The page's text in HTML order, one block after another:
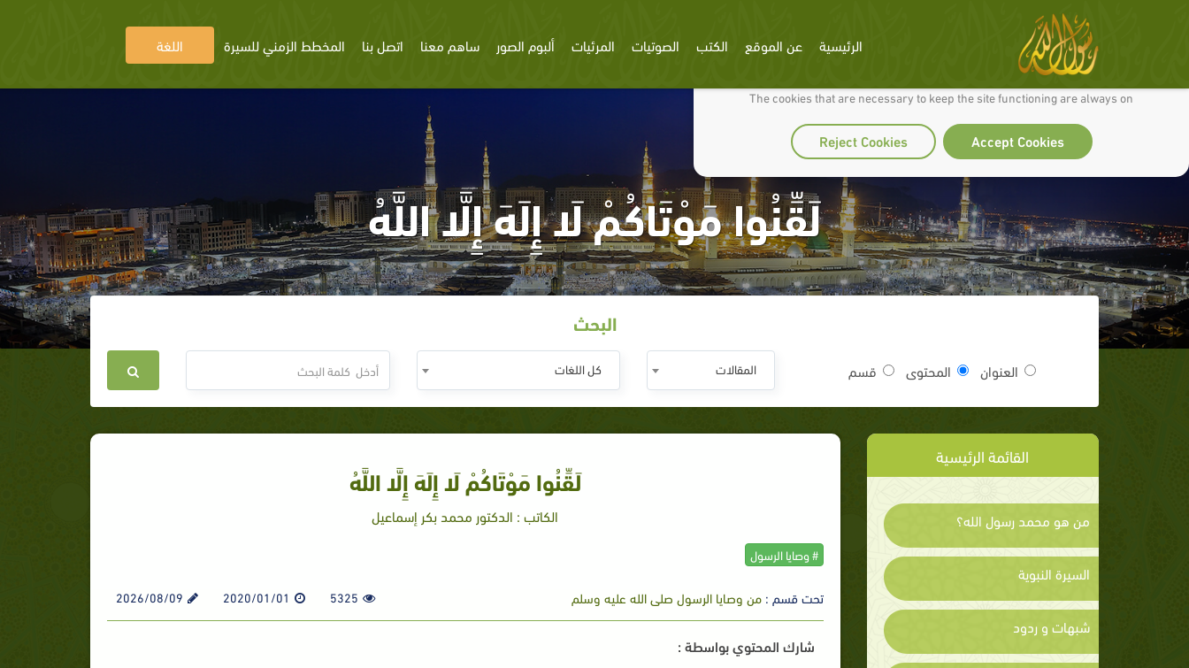
We use cookies to make our site work well for you and so we can continually improve it.
The cookies that are necessary to keep the site functioning are always on
Accept Cookies
Reject Cookies
الرئيسية عن الموقع الكتب الصوتيات المرئيات ألبوم الصور ساهم معنا اتصل بنا المخطط الزمني للسيرة اللغة
لَقِّنُوا مَوْتَاكُمْ لَا إِلَهَ إِلَّا اللَّهُ
البحث
العنوان المحتوى قسم المقالات كل اللغات
القائمة الرئيسية
من هو محمد رسول الله؟
السيرة النبوية
شبهات و ردود
لَقِّنُوا مَوْتَاكُمْ لَا إِلَهَ إِلَّا اللَّهُ
الكاتب : الدكتور محمد بكر إسماعيل
# وصايا الرسول
تحت قسم :من وصايا الرسول صلى الله عليه وسلم 5325
2020/01/01
2026/08/09
شارك المحتوي بواسطة :